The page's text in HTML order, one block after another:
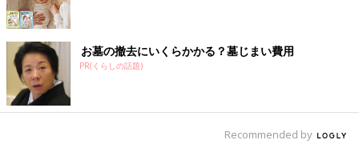
お墓の撤去にいくらかかる？墓じまい費用
PR(くらしの話題)
Recommended by